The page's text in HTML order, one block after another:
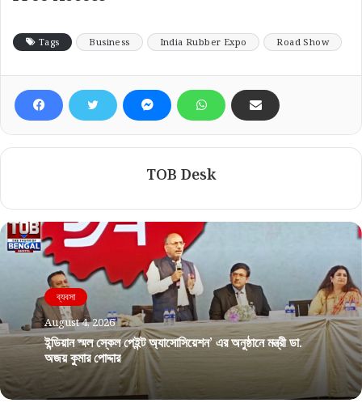
Tags Business India Rubber Expo Road Show
TOB Desk
ব্যবসা
August 4, 2026
ইন্ডিয়ান স্মল স্কেল পেইন্ট অ্যাসোসিয়েশন’ এর অনুষ্ঠানে মন্ত্রী ডা.
অজয় কুমার পোদ্দার